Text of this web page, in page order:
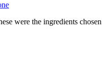
were the ingredients chosen